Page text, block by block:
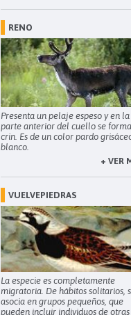
RENO
Presenta un pelaje espeso y en la
parte anterior del cuello se
crin. Es de un color pardo
blanco.
+ VER
VUELVEPIEDRAS
La especie es completamente
migratoria. De hábitos solitarios,
asocia en grupos pequeños, que
pueden incluir individuos de otras